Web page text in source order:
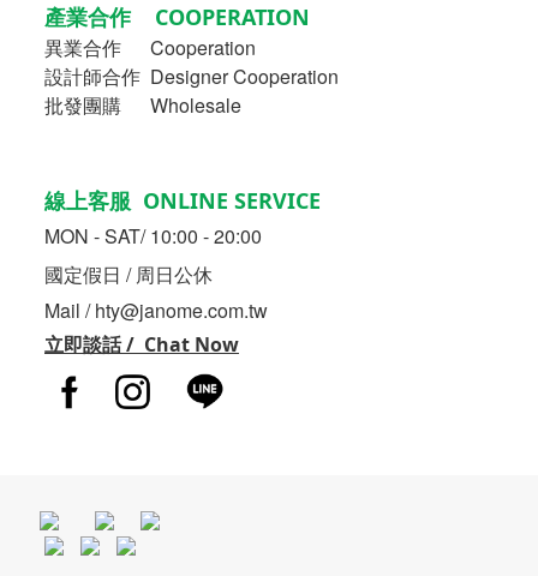
產業合作 COOPERATION
異業合作
Cooperation
設計師合作 Designer Cooperation
批發團購 Wholesale
線上客服 ONLINE SERVICE
MON - SAT/ 10:00 - 20:00
國定假日 / 周日公休
Mail / hty@janome.com.tw
立即談話 / Chat Now